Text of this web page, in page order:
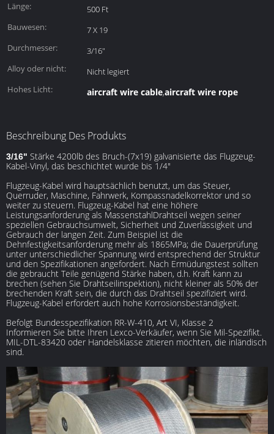
Länge:
500 Ft
Bauwesen:
7 X 19
Durchmesser:
3/16"
Alloy oder nicht:
Nicht legiert
Hohes Licht:
aircraft wire cable,aircraft wire rope
Beschreibung Des Produkts
3/16" Stärke 4200lb des Bruch-(7x19) galvanisierte das Flugzeug-
Kabel-Vinyl, das beschichtet wurde bis 1/4"
Flugzeug-Kabel wird hauptsächlich benutzt, um das Steuer,
Querruder, Maschine, Fahrwerk, Kompassnadelkorrektor und so
weiter zu steuern. Flugzeug-Kabel hat eine höhere
Leistungsanforderung als MassenstahlDrahtseil wegen seiner
speziellen Gebrauchsumwelt, Sicherheit und Zuverlässigkeit und
Gebrauch der langen Zeit. Zum Beispiel ist die
Dehnfestigkeitsanforderung mehr als 1865MPa; die Dauerprüfung
unter unterschiedlicher Spannung wird entsprechend der Struktur
und den Spezifikationen angefordert. Nach Ermüdungstest sollten
die gebraucht Teile genügend Stärke haben, d.h. Kraft kann zu
brechen (sehen Sie Drahtseilinspektion), nicht kleiner als 50% der
brechenden Kraft sein, die durch das Drahtseil spezifiziert wird.
Flugzeug-Kabel erfordert auch hohe Korrosionsbeständigkeit.
Befolgt Bundesspezifikation RR-W-410, Art VI, Klasse 2
Informieren Sie bitte Ihren Lexco-Verkäufer, wenn Sie Mil-Spezifikt.
MIL-DTL-83420 oder Handelsklasse zitieren möchten, die inländisch
sind.